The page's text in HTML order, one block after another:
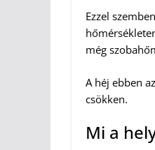
Ezzel
még
A héj ebben
csökken.
Mi a